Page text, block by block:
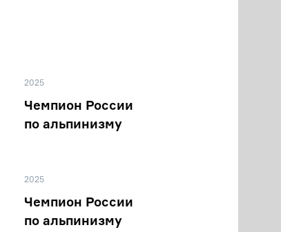
2025
Чемпион России
по альпинизму
2025
Чемпион России
по альпинизму